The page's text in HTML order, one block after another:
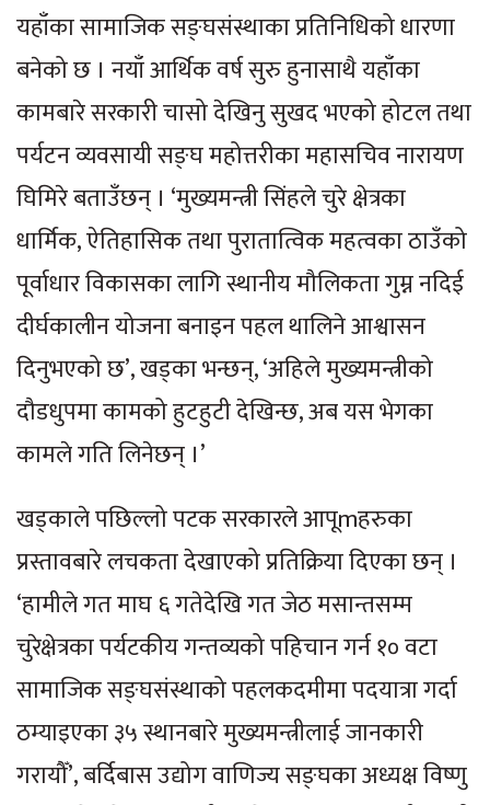
यहाँका सामाजिक सङ्घसंस्थाका प्रतिनिधिको धारणा
बनेको छ । नयाँ आर्थिक वर्ष सुरु हुनासाथै यहाँका
कामबारे सरकारी चासो देखिनु सुखद भएको होटल तथा
पर्यटन व्यवसायी सङ्घ महोत्तरीका महासचिव नारायण
घिमिरे बताउँछन् । ‘मुख्यमन्त्री सिंहले चुरे क्षेत्रका
धार्मिक, ऐतिहासिक तथा पुरातात्विक महत्वका ठाउँको
पूर्वाधार विकासका लागि स्थानीय मौलिकता गुम्न नदिई
दीर्घकालीन योजना बनाइन पहल थालिने आश्वासन
दिनुभएको छ’, खड्का भन्छन्, ‘अहिले मुख्यमन्त्रीको
दौडधुपमा कामको हुटहुटी देखिन्छ, अब यस भेगका
कामले गति लिनेछन् ।’
खड्काले पछिल्लो पटक सरकारले आपूmहरुका
प्रस्तावबारे लचकता देखाएको प्रतिक्रिया दिएका छन् ।
‘हामीले गत माघ ६ गतेदेखि गत जेठ मसान्तसम्म
चुरेक्षेत्रका पर्यटकीय गन्तव्यको पहिचान गर्न १० वटा
सामाजिक सङ्घसंस्थाको पहलकदमीमा पदयात्रा गर्दा
ठम्याइएका ३५ स्थानबारे मुख्यमन्त्रीलाई जानकारी
गरायौँ’, बर्दिबास उद्योग वाणिज्य सङ्घका अध्यक्ष विष्णु